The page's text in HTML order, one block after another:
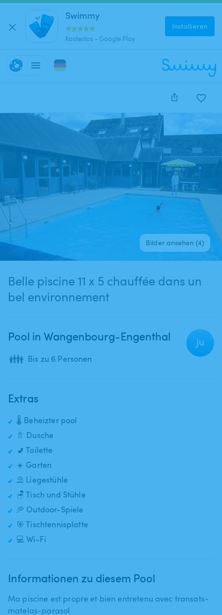
Swimmy
Kostenlos - Google Play
Installieren
Bilder ansehen (4)
Belle piscine 11 x 5 chauffée dans un
bel environnement
Pool in Wangenbourg-Engenthal
👪 Bis zu 6 Personen
ju
Extras
🌡️ Beheizter pool
🚿 Dusche
🚽 Toilette
☀️ Garten
⛱️ Liegestühle
🪑 Tisch und Stühle
🥏 Outdoor-Spiele
🎯 Tischtennisplatte
💻 Wi-Fi
Informationen zu diesem Pool
Ma piscine est propre et bien entretenu avec transats-